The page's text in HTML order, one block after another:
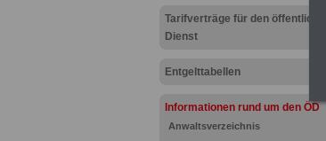
Tarifverträge für den öffentlichen
Dienst
Entgelttabellen
Informationen rund um den ÖD
Anwaltsverzeichnis